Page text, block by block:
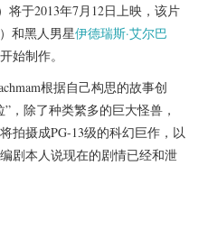
将于2013年7月12日上映，该片
）和黑人男星伊德瑞斯·艾尔巴
始制作。
根据自己构思的故事创
，除了种类繁多的巨大怪兽，
拍摄成PG-13级的科幻巨作，以
剧本人说现在的剧情已经和泄